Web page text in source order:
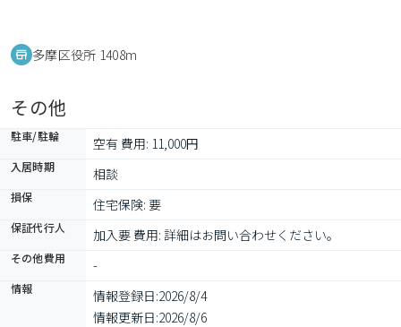
多摩区役所 1408m
その他
駐車/駐輪 空有 費用: 11,000円
入居時期 相談
損保 住宅保険: 要
保証代行人 加入要 費用: 詳細はお問い合わせください。
その他費用 -
情報 情報登録日:2026/8/4
情報更新日:2026/8/6